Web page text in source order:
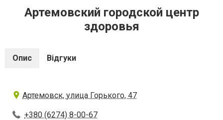
Артемовский городской центр
здоровья
Опис Відгуки
Артемовск, улица Горького, 47
+380 (6274) 8-00-67